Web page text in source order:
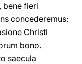
bene fieri
concederemus:
Christi
bono.
saecula